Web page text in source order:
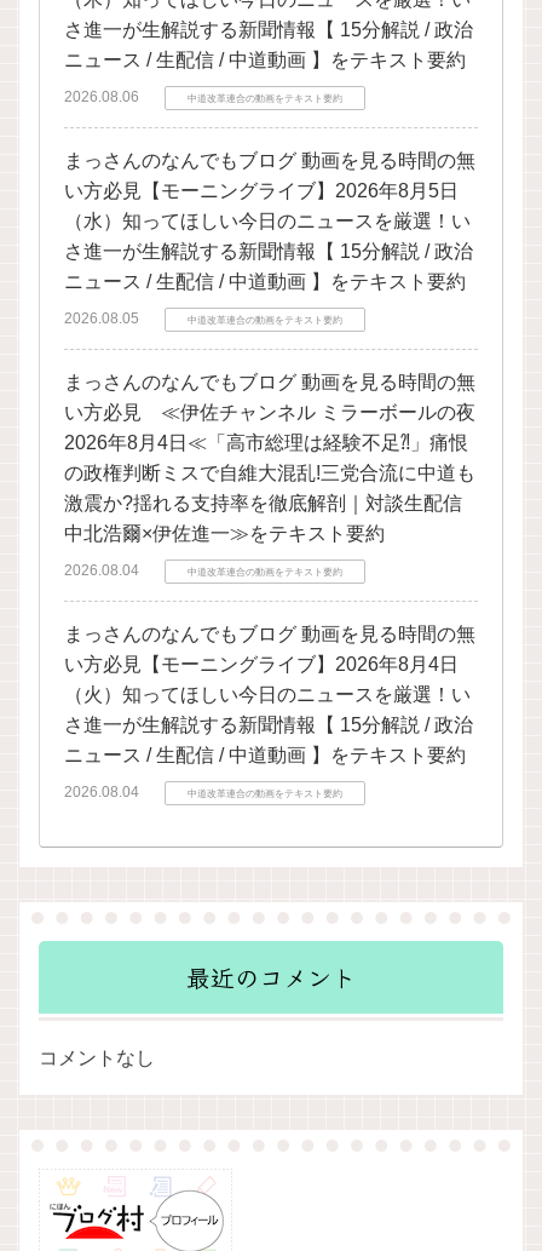
さ進一が生解説する新聞情報【 15分解説 / 政治
ニュース / 生配信 / 中道動画 】をテキスト要約
2026.08.06 中道改革連合の動画をテキスト要約
まっさんのなんでもブログ 動画を見る時間の無
い方必見【モーニングライブ】2026年8月5日
（水）知ってほしい今日のニュースを厳選！い
さ進一が生解説する新聞情報【 15分解説 / 政治
ニュース / 生配信 / 中道動画 】をテキスト要約
2026.08.05 中道改革連合の動画をテキスト要約
まっさんのなんでもブログ 動画を見る時間の無
い方必見 ≪伊佐チャンネル ミラーボールの夜
2026年8月4日≪「高市総理は経験不足⁈」痛恨
の政権判断ミスで自維大混乱!三党合流に中道も
激震か?揺れる支持率を徹底解剖｜対談生配信
中北浩爾×伊佐進一≫をテキスト要約
2026.08.04 中道改革連合の動画をテキスト要約
まっさんのなんでもブログ 動画を見る時間の無
い方必見【モーニングライブ】2026年8月4日
（火）知ってほしい今日のニュースを厳選！い
さ進一が生解説する新聞情報【 15分解説 / 政治
ニュース / 生配信 / 中道動画 】をテキスト要約
2026.08.04 中道改革連合の動画をテキスト要約
最近のコメント
コメントなし